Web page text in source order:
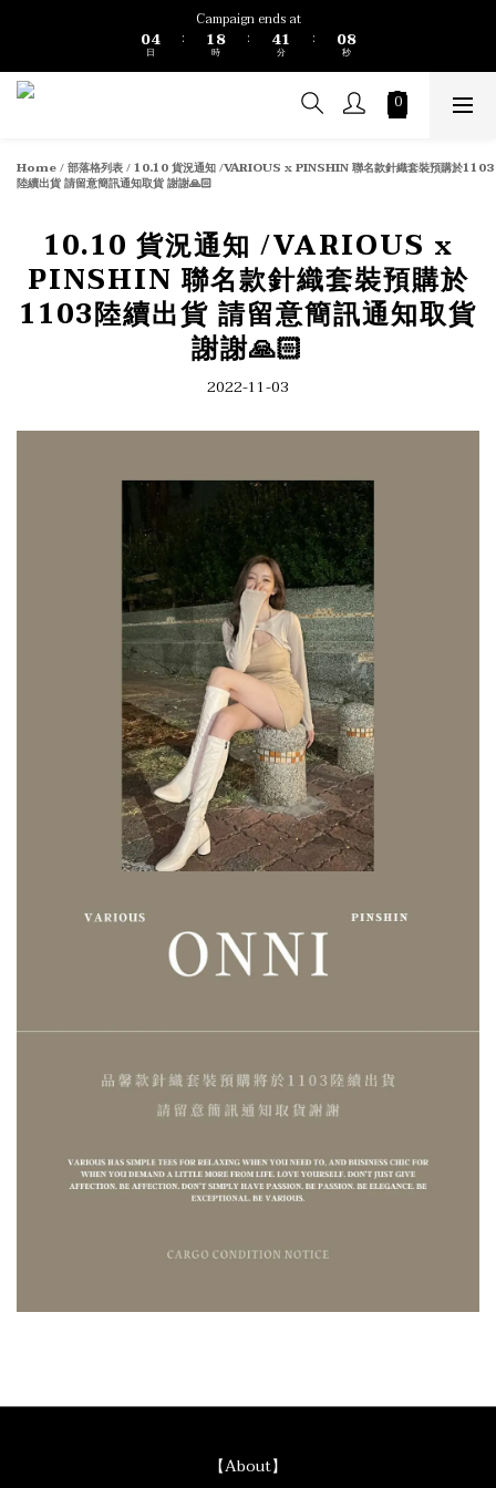
Campaign ends at
04
3
2
日
:
2
1
0
9
8
7
6
2
1
時
:
5
4
3
2
2
1
0
分
:
08
7
6
5
4
2
1
秒
Home/部落格列表/10.10 貨況通知 /VARIOUS x PINSHIN 聯名款針織套裝預購於1103
陸續出貨 請留意簡訊通知取貨 謝謝🙏🏻
10.10 貨況通知 /VARIOUS x
PINSHIN 聯名款針織套裝預購於
1103陸續出貨 請留意簡訊通知取貨
謝謝🙏🏻
2022-11-03
【About】